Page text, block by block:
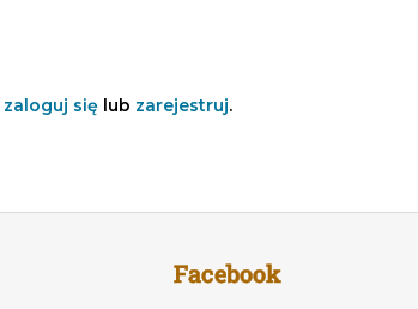
zaloguj się lub zarejestruj.
Facebook